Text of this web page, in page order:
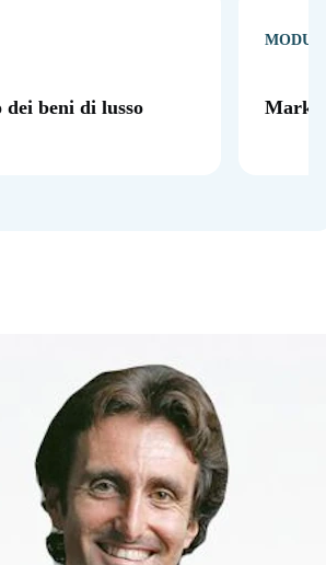
beni di lusso